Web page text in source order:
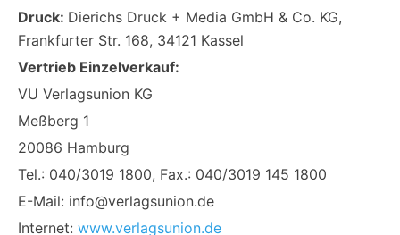
Druck: Dierichs Druck + Media GmbH & Co. KG,
Frankfurter Str. 168, 34121 Kassel
Vertrieb Einzelverkauf:
VU Verlagsunion KG
Meßberg 1
20086 Hamburg
Tel.: 040/3019 1800, Fax.: 040/3019 145 1800
E-Mail: info@verlagsunion.de
Internet: www.verlagsunion.de